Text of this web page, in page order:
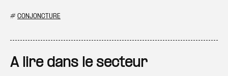
# CONJONCTURE
A lire dans le secteur